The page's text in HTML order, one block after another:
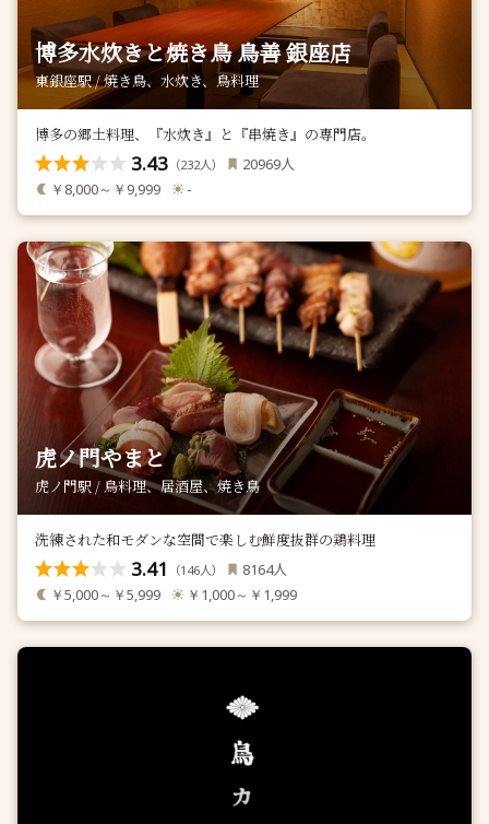
博多水炊きと焼き鳥 鳥善 銀座店
東銀座駅 / 焼き鳥、水炊き、鳥料理
博多の郷土料理、『水炊き』と『串焼き』の専門店。
3.43 （232人） 20969人
￥8,000～￥9,999 -
虎ノ門やまと
虎ノ門駅 / 鳥料理、居酒屋、焼き鳥
洗練された和モダンな空間で楽しむ鮮度抜群の鶏料理
3.41 （146人） 8164人
￥5,000～￥5,999 ￥1,000～￥1,999